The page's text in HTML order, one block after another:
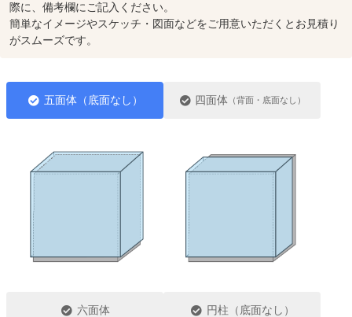
際に、備考欄にご記入ください。
簡単なイメージやスケッチ・図面などをご用意いただくとお見積り
がスムーズです。
五面体（底面なし） 四面体 （背面・底面なし）
六面体 円柱（底面なし）